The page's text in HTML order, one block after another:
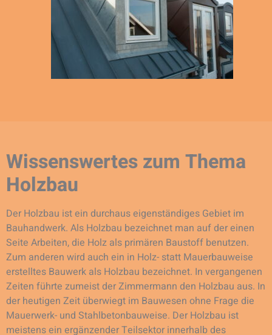
Wissenswertes zum Thema
Holzbau
Der Holzbau ist ein durchaus eigenständiges Gebiet im
Bauhandwerk. Als Holzbau bezeichnet man auf der einen
Seite Arbeiten, die Holz als primären Baustoff benutzen.
Zum anderen wird auch ein in Holz- statt Mauerbauweise
erstelltes Bauwerk als Holzbau bezeichnet. In vergangenen
Zeiten führte zumeist der Zimmermann den Holzbau aus. In
der heutigen Zeit überwiegt im Bauwesen ohne Frage die
Mauerwerk- und Stahlbetonbauweise. Der Holzbau ist
meistens ein ergänzender Teilsektor innerhalb des